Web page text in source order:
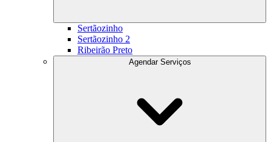
Sertãozinho
Sertãozinho 2
Ribeirão Preto